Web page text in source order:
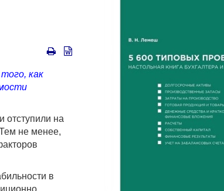
как
отступили на
не менее,
в